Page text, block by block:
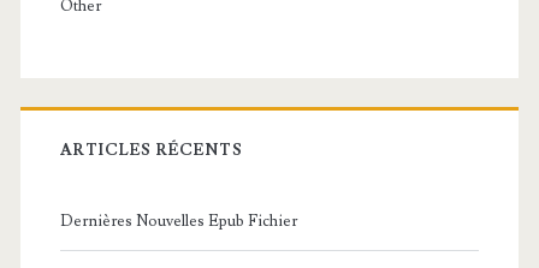
Other
ARTICLES RÉCENTS
Dernières Nouvelles Epub Fichier